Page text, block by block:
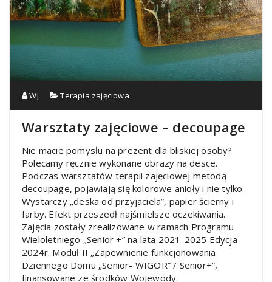
WJ Terapia zajęciowa
Warsztaty zajęciowe – decoupage
Nie macie pomysłu na prezent dla bliskiej osoby?
Polecamy ręcznie wykonane obrazy na desce.
Podczas warsztatów terapii zajęciowej metodą
decoupage, pojawiają się kolorowe anioły i nie tylko.
Wystarczy „deska od przyjaciela”, papier ścierny i
farby. Efekt przeszedł najśmielsze oczekiwania.
Zajęcia zostały zrealizowane w ramach Programu
Wieloletniego „Senior +” na lata 2021-2025 Edycja
2024r. Moduł II „Zapewnienie funkcjonowania
Dziennego Domu „Senior- WIGOR” / Senior+”,
finansowane ze środków Wojewody.